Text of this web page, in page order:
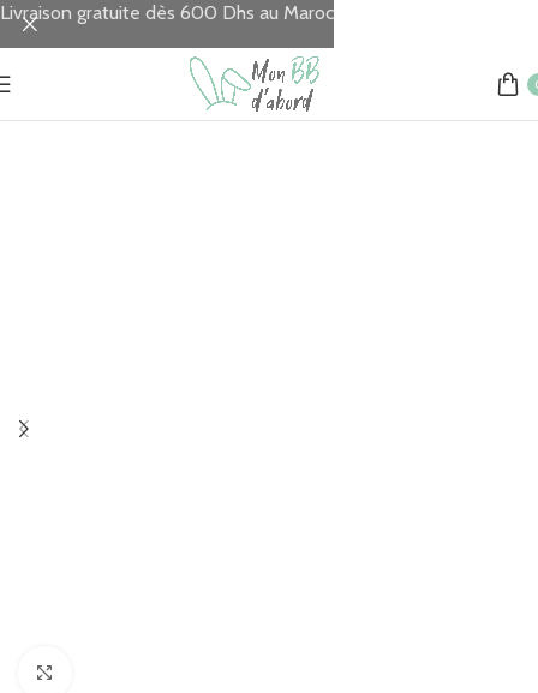
Accueil Coussins d'allaitement
Livraison gratuite dès 600 Dhs au Maroc